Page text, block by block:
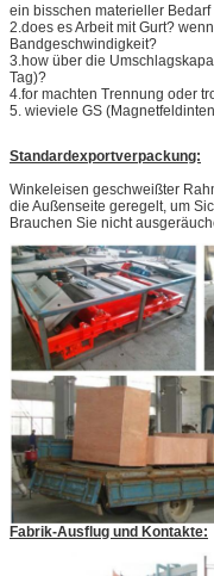
ein bisschen materieller
2.does es Arbeit mit Gurt?
Bandgeschwindigkeit?
3.how über die
Tag)?
4.for machten Trennung oder
5. wieviele GS
Standardexportverpackung:
Winkeleisen geschweißter
die Außenseite geregelt, um
Brauchen Sie nicht
Fabrik-Ausflug und Kontakte: